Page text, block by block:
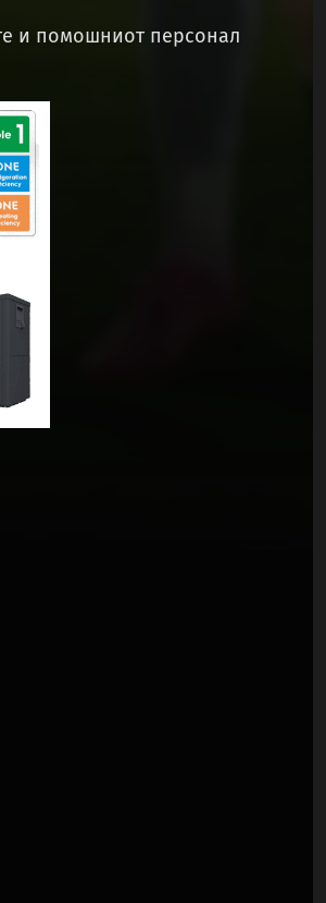
и помошниот персонал